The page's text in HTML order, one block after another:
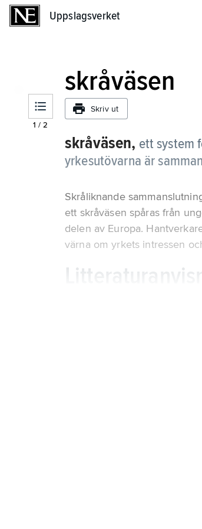
Uppslagsverket
1 /2
skråväsen
Skriv ut
skråväsen, ett system
yrkesutövarna är
Skråliknande
ett skråväsen spåras från
delen av Europa.
värna om yrkets intressen